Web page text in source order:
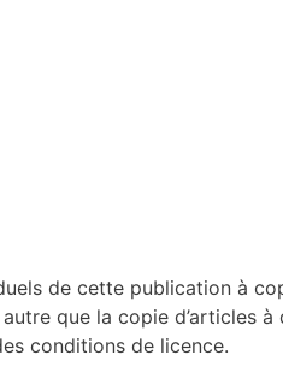
de cette publication à
que la copie d’articles
conditions de licence.